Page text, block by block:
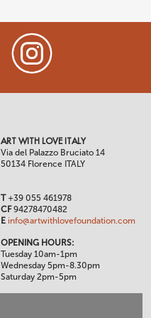
ART WITH LOVE ITALY
Via del Palazzo Bruciato 14
50134 Florence ITALY
T+39 055 461978
CF94278470482
E info@artwithlovefoundation.com
OPENING HOURS:
Tuesday 10am-1pm
Wednesday 5pm-8.30pm
Saturday 2pm-5pm